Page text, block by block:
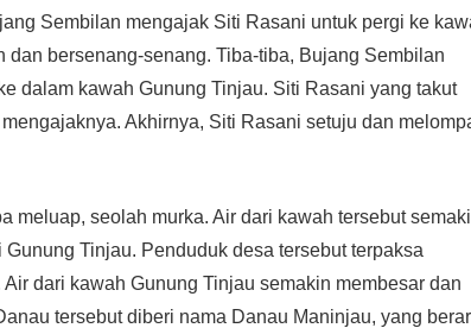
Sembilan mengajak Siti Rasani untuk pergi ke
dan bersenang-senang. Tiba-tiba, Bujang Sembilan
dalam kawah Gunung Tinjau. Siti Rasani yang takut
Akhirnya, Siti Rasani setuju dan
meluap, seolah murka. Air dari kawah tersebut
Tinjau. Penduduk desa tersebut terpaksa
dari kawah Gunung Tinjau semakin membesar dan
tersebut diberi nama Danau Maninjau, yang